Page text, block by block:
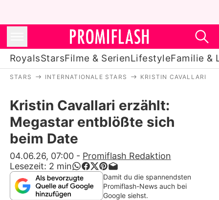
RoyalsStarsFilme & SerienLifestyleFamilie &
Stars
Filme & Serien
Lifestyle
Familie & Liebe
Promiflash Exklusiv
STARS INTERNATIONALE STARS KRISTIN CAVALLARI
Kristin Cavallari erzählt:
Megastar entblößte sich
beim Date
04.06.26, 07:00 - Promiflash Redaktion
Lesezeit: 2 min
Damit du die spannendsten
Promiflash-News auch bei
Google siehst.